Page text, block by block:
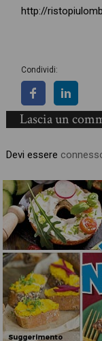
http://
Condividi:
Lascia un
Devi essere